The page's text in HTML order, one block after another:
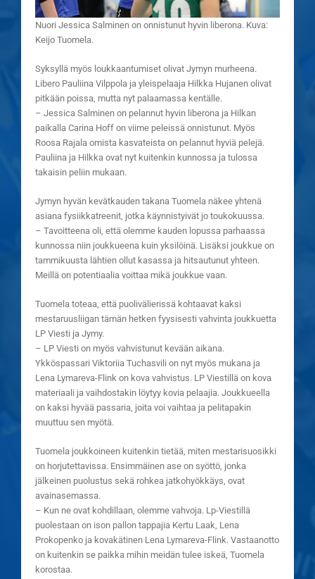
Nuori Jessica Salminen on onnistunut hyvin liberona. Kuva:
Keijo Tuomela.
Syksyllä myös loukkaantumiset olivat Jymyn murheena.
Libero Pauliina Vilppola ja yleispelaaja Hilkka Hujanen olivat
pitkään poissa, mutta nyt palaamassa kentälle.
– Jessica Salminen on pelannut hyvin liberona ja Hilkan
paikalla Carina Hoff on viime peleissä onnistunut. Myös
Roosa Rajala omista kasvateista on pelannut hyviä pelejä.
Pauliina ja Hilkka ovat nyt kuitenkin kunnossa ja tulossa
takaisin peliin mukaan.
Jymyn hyvän kevätkauden takana Tuomela näkee yhtenä
asiana fysiikkatreenit, jotka käynnistyivät jo toukokuussa.
– Tavoitteena oli, että olemme kauden lopussa parhaassa
kunnossa niin joukkueena kuin yksilöinä. Lisäksi joukkue on
tammikuusta lähtien ollut kasassa ja hitsautunut yhteen.
Meillä on potentiaalia voittaa mikä joukkue vaan.
Tuomela toteaa, että puolivälierissä kohtaavat kaksi
mestaruusliigan tämän hetken fyysisesti vahvinta joukkuetta
LP Viesti ja Jymy.
– LP Viesti on myös vahvistunut kevään aikana.
Ykköspassari Viktoriia Tuchasvili on nyt myös mukana ja
Lena Lymareva-Flink on kova vahvistus. LP Viestillä on kova
materiaali ja vaihdostakin löytyy kovia pelaajia. Joukkueella
on kaksi hyvää passaria, joita voi vaihtaa ja pelitapakin
muuttuu sen myötä.
Tuomela joukkoineen kuitenkin tietää, miten mestarisuosikki
on horjutettavissa. Ensimmäinen ase on syöttö, jonka
jälkeinen puolustus sekä rohkea jatkohyökkäys, ovat
avainasemassa.
– Kun ne ovat kohdillaan, olemme vahvoja. Lp-Viestillä
puolestaan on ison pallon tappajia Kertu Laak, Lena
Prokopenko ja kovakätinen Lena Lymareva-Flink. Vastaanotto
on kuitenkin se paikka mihin meidän tulee iskeä, Tuomela
korostaa.